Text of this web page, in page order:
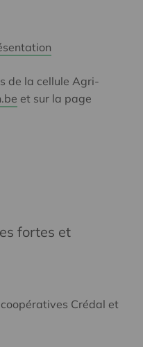
de la cellule Agri-
et sur la page
fortes et
Crédal et